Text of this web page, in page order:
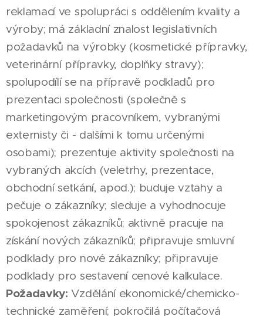
reklamací ve spolupráci s oddělením kvality a
výroby; má základní znalost legislativních
požadavků na výrobky (kosmetické přípravky,
veterinární přípravky, doplňky stravy);
spolupodílí se na přípravě podkladů pro
prezentaci společnosti (společně s
marketingovým pracovníkem, vybranými
externisty či - dalšími k tomu určenými
osobami); prezentuje aktivity společnosti na
vybraných akcích (veletrhy, prezentace,
obchodní setkání, apod.); buduje vztahy a
pečuje o zákazníky; sleduje a vyhodnocuje
spokojenost zákazníků; aktivně pracuje na
získání nových zákazníků; připravuje smluvní
podklady pro nové zákazníky; připravuje
podklady pro sestavení cenové kalkulace.
Požadavky: Vzdělání ekonomické/chemicko-
technické zaměření; pokročilá počítačová